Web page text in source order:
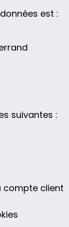
est :
suivantes :
compte client